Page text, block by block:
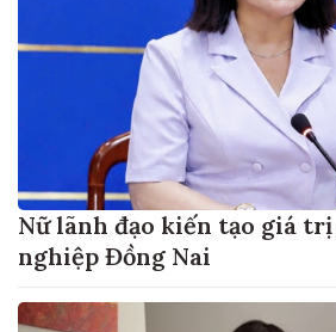
Nữ lãnh đạo kiến tạo giá
nghiệp Đồng Nai